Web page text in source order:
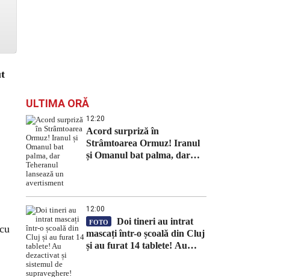
ULTIMA ORĂ
12:20
Acord surpriză în
Strâmtoarea Ormuz! Iranul
și Omanul bat palma, dar
12:00
FOTO
Doi tineri au intrat
mascați într-o școală din Cluj
și au furat 14 tablete! Au